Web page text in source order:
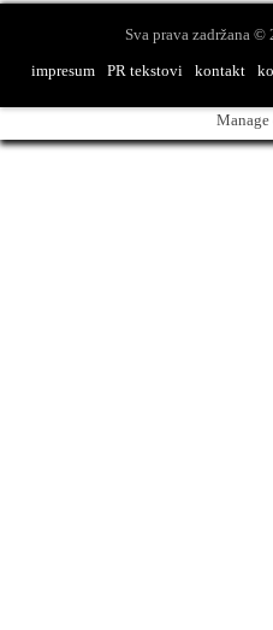
Sva prava zadržana ©
impresum
PR tekstovi kontakt
Manage